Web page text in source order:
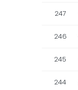
247
246
245
244